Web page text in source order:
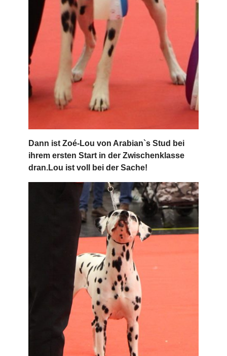
Dann ist Zoé-Lou von Arabian`s Stud bei
ihrem ersten Start in der Zwischenklasse
dran.Lou ist voll bei der Sache!